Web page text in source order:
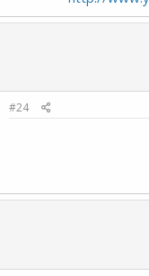
#24